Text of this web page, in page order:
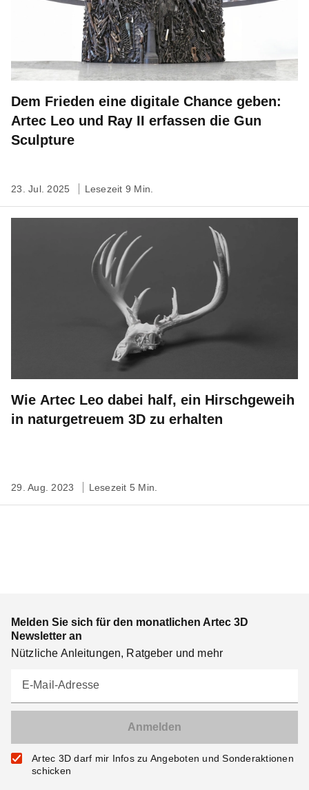
Dem Frieden eine digitale Chance geben:
Artec Leo und Ray II erfassen die Gun
Sculpture
23. Jul. 2025 Lesezeit 9 Min.
Wie Artec Leo dabei half, ein Hirschgeweih
in naturgetreuem 3D zu erhalten
29. Aug. 2023 Lesezeit 5 Min.
Melden Sie sich für den monatlichen Artec 3D
Newsletter an
Nützliche Anleitungen, Ratgeber und mehr
E-Mail-Adresse
Artec 3D darf mir Infos zu Angeboten und Sonderaktionen
schicken